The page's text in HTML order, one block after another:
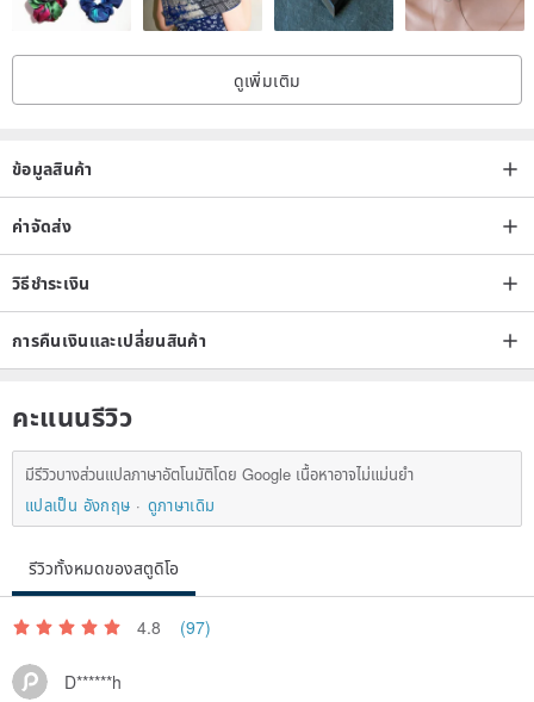
ดูเพิ่มเติม
ข้อมูลสินค้า
ค่าจัดส่ง
วิธีชำระเงิน
การคืนเงินและเปลี่ยนสินค้า
คะแนนรีวิว
มีรีวิวบางส่วนแปลภาษาอัตโนมัติโดย Google เนื้อหาอาจไม่แม่นยำ
แปลเป็น อังกฤษ
ดูภาษาเดิม
รีวิวทั้งหมดของสตูดิโอ
4.8 (97)
D******h